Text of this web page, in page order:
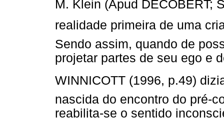
M. Klein (Apud DECOBERT;
realidade primeira de uma
Sendo assim, quando de
projetar partes de seu ego e
WINNICOTT (1996, p.49)
nascida do encontro do pré-
reabilita-se o sentido